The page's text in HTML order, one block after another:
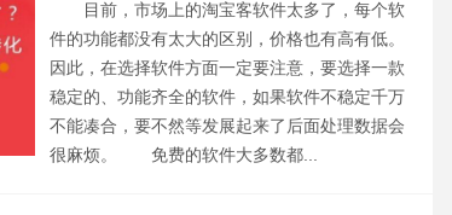
目前，市场上的淘宝客软件太多了，每个软
件的功能都没有太大的区别，价格也有高有低。
因此，在选择软件方面一定要注意，要选择一款
稳定的、功能齐全的软件，如果软件不稳定千万
不能凑合，要不然等发展起来了后面处理数据会
很麻烦。 免费的软件大多数都...